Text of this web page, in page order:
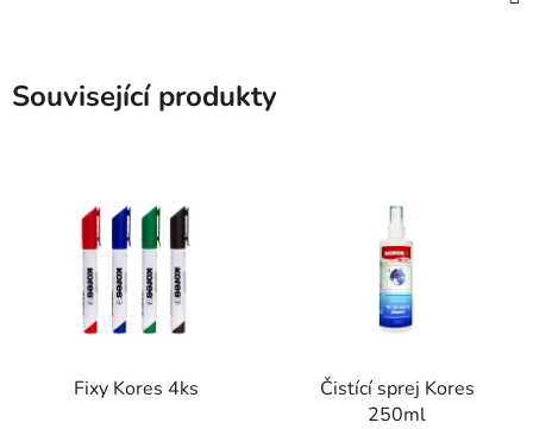
Související produkty
Fixy Kores 4ks
Čistící sprej Kores
250ml